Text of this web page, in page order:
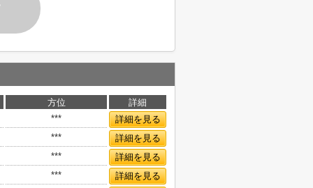
方位
詳細
***
詳細を見る
***
詳細を見る
***
詳細を見る
***
詳細を見る